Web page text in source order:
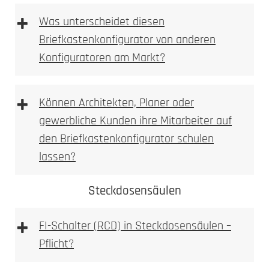
2. Ausmessen
LED-Leuchte
Briefkasten Konfigurator
+
Was unterscheidet diesen
Briefkastenkonfigurator von anderen
Konfiguratoren am Markt?
Briefkasten Konfigurator
+
Können Architekten, Planer oder
gewerbliche Kunden ihre Mitarbeiter auf
den Briefkastenkonfigurator schulen
lassen?
Briefkastenkonfigurator
Steckdosensäulen
+
FI-Schalter (RCD) in Steckdosensäulen –
Pflicht?